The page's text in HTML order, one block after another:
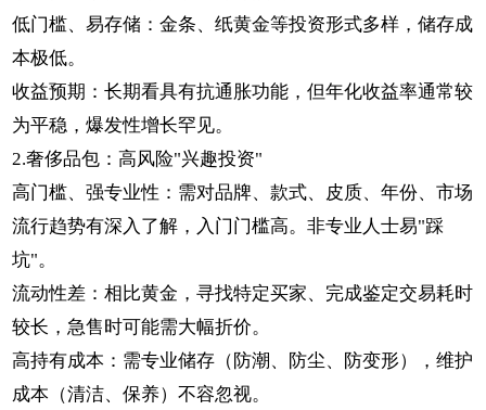
低门槛、易存储：金条、纸黄金等投资形式多样，储存成
本极低。
收益预期：长期看具有抗通胀功能，但年化收益率通常较
为平稳，爆发性增长罕见。
2.奢侈品包：高风险"兴趣投资"
高门槛、强专业性：需对品牌、款式、皮质、年份、市场
流行趋势有深入了解，入门门槛高。非专业人士易"踩
坑"。
流动性差：相比黄金，寻找特定买家、完成鉴定交易耗时
较长，急售时可能需大幅折价。
高持有成本：需专业储存（防潮、防尘、防变形），维护
成本（清洁、保养）不容忽视。